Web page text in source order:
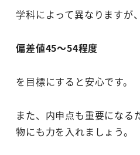
学科によって異なりますが、
偏差値45～54程度
を目標にすると安心です。
また、内申点も重要になる
物にも力を入れましょう。